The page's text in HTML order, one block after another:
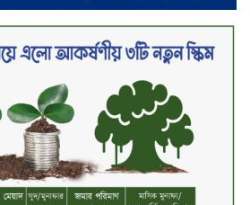
জীবননগর সীমান্ত দিয়ে ভারতে অবৈধ
অনুপ্রবেশের সময় ৮ বাংলাদেশি নারী
আটক
মাধবপুর গৃহবধূর ঝুলন্ত মরদেহ উদ্ধার
করছে পুলিশ
চ্যানেল আইয়ের ‘আমরাই বাংলাদেশ’
টকশোতে সাইফুল ইসলাম সোহেল ও